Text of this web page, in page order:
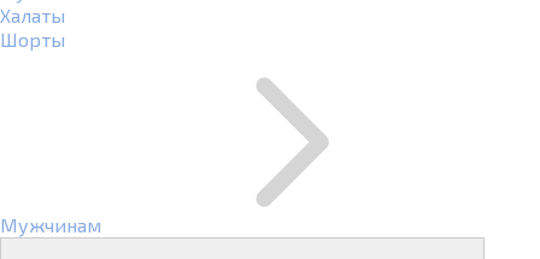
Халаты
Шорты
Мужчинам